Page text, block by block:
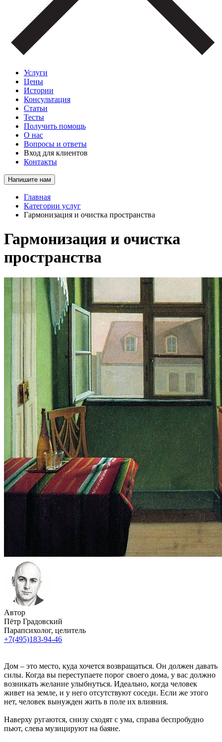
Услуги
Цены
Истории
Консультация
Статьи
Тесты
Получить помощь
О нас
Вопросы и ответы
Вход для клиентов
Контакты
Напишите нам
Главная
Категории услуг
Гармонизация и очистка пространства
Гармонизация и очистка
пространства
Автор
Пётр Градовский
Парапсихолог, целитель
+7(495)183-94-46
Дом – это место, куда хочется возвращаться. Он должен давать
силы. Когда вы переступаете порог своего дома, у вас должно
возникать желание улыбнуться. Идеально, когда человек
живет на земле, и у него отсутствуют соседи. Если же этого
нет, человек вынужден жить в поле их влияния.
Наверху ругаются, снизу сходят с ума, справа беспробудно
пьют, слева музицируют на баяне.